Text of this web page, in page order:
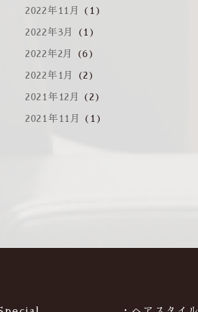
2022年11月 (1)
2022年3月 (1)
2022年2月 (6)
2022年1月 (2)
2021年12月 (2)
2021年11月 (1)